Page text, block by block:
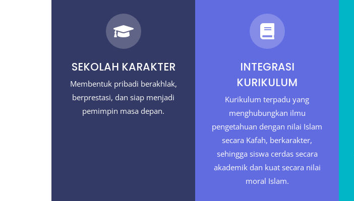
SEKOLAH KARAKTER
Membentuk pribadi berakhlak,
berprestasi, dan siap menjadi
pemimpin masa depan.
INTEGRASI
KURIKULUM
Kurikulum terpadu yang
menghubungkan ilmu
pengetahuan dengan nilai Islam
secara Kafah, berkarakter,
sehingga siswa cerdas secara
akademik dan kuat secara nilai
moral Islam.